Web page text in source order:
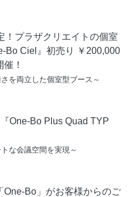
！プラザクリエイトの個室
Bo Ciel』初売り ￥200,000
！
を両立した個室型ブース～
One-Bo Plus Quad TYP
な会議空間を実現～
One-Bo」がお客様からのご